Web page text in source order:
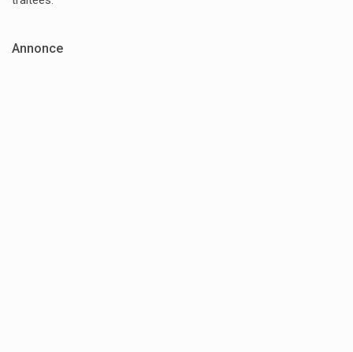
Annonce